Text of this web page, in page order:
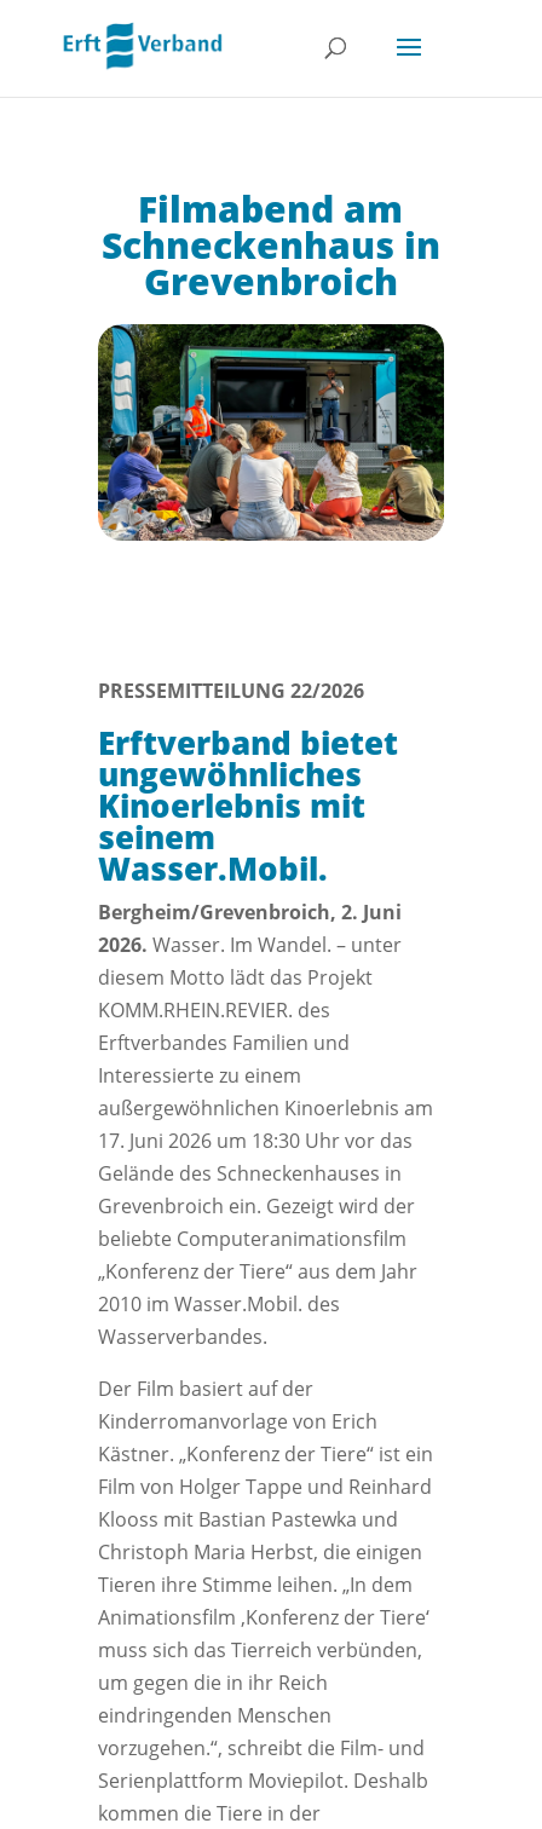
Filmabend am
Schneckenhaus in
Grevenbroich
PRESSEMITTEILUNG 22/2026
Erftverband bietet
ungewöhnliches
Kinoerlebnis mit
seinem
Wasser.Mobil.
Bergheim/Grevenbroich, 2. Juni
2026. Wasser. Im Wandel. – unter
diesem Motto lädt das Projekt
KOMM.RHEIN.REVIER. des
Erftverbandes Familien und
Interessierte zu einem
außergewöhnlichen Kinoerlebnis am
17. Juni 2026 um 18:30 Uhr vor das
Gelände des Schneckenhauses in
Grevenbroich ein. Gezeigt wird der
beliebte Computeranimationsfilm
„Konferenz der Tiere“ aus dem Jahr
2010 im Wasser.Mobil. des
Wasserverbandes.
Der Film basiert auf der
Kinderromanvorlage von Erich
Kästner. „Konferenz der Tiere“ ist ein
Film von Holger Tappe und Reinhard
Klooss mit Bastian Pastewka und
Christoph Maria Herbst, die einigen
Tieren ihre Stimme leihen. „In dem
Animationsfilm ‚Konferenz der Tiere‘
muss sich das Tierreich verbünden,
um gegen die in ihr Reich
eindringenden Menschen
vorzugehen.“, schreibt die Film- und
Serienplattform Moviepilot. Deshalb
kommen die Tiere in der